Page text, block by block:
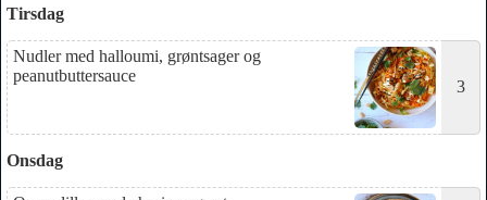
Tirsdag
Nudler med halloumi, grøntsager og
peanutbuttersauce
3
Onsdag